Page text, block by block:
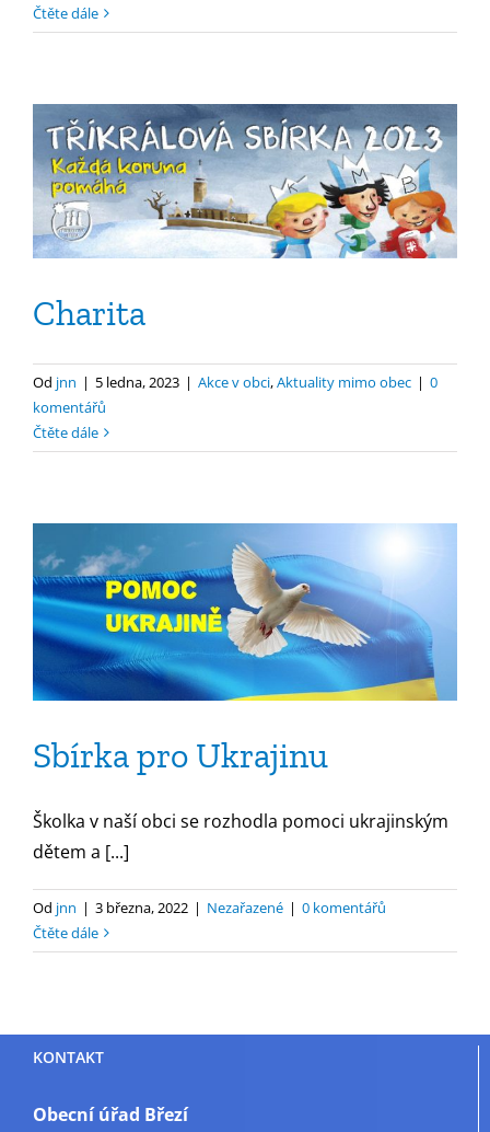
Čtěte dále
Charita
Od jnn | 5 ledna, 2023 | Akce v obci,Aktuality mimo obec | 0
komentářů
Čtěte dále
Sbírka pro Ukrajinu
Školka v naší obci se rozhodla pomoci ukrajinským
dětem a [...]
Od jnn | 3 března, 2022 | Nezařazené | 0 komentářů
Čtěte dále
KONTAKT
Obecní úřad Březí